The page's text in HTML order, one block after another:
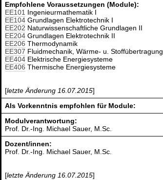
Empfohlene Voraussetzungen (Module):
EE101 Ingenieurmathematik I
EE104 Grundlagen Elektrotechnik I
EE202 Naturwissenschaftliche Grundlagen II
EE204 Grundlagen Elektrotechnik II
EE206 Thermodynamik
EE307 Fluidmechanik, Wärme- u. Stoffübertragung
EE404 Elektrische Energiesysteme
EE406 Thermische Energiesysteme
[letzte Änderung 16.07.2015]
Als Vorkenntnis empfohlen für Module:
Modulverantwortung:
Prof. Dr.-Ing. Michael Sauer, M.Sc.
Dozent/innen:
Prof. Dr.-Ing. Michael Sauer, M.Sc.
[letzte Änderung 16.07.2015]